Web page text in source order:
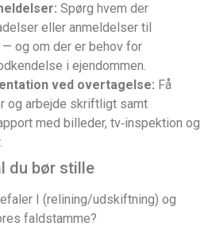
Spørg hvem der
eller anmeldelser til
og om der er behov for
i ejendommen.
ved overtagelse: Få
og arbejde skriftligt samt
med billeder, tv‑inspektion og
du bør stille
I (relining/udskiftning) og
faldstamme?